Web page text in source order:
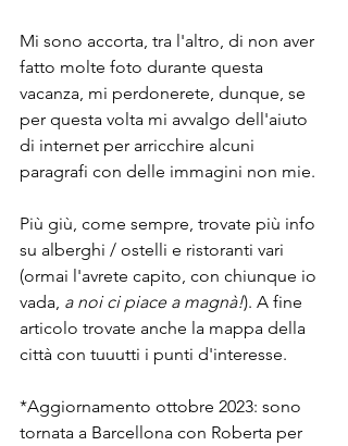
Mi sono accorta, tra l'altro, di non aver
fatto molte foto durante questa
vacanza, mi perdonerete, dunque, se
per questa volta mi avvalgo dell'aiuto
di internet per arricchire alcuni
paragrafi con delle immagini non mie.
Più giù, come sempre, trovate più info
su alberghi / ostelli e ristoranti vari
(ormai l'avrete capito, con chiunque io
vada, a noi ci piace a magnà!). A fine
articolo trovate anche la mappa della
città con tuuutti i punti d'interesse.
*Aggiornamento ottobre 2023: sono
tornata a Barcellona con Roberta per